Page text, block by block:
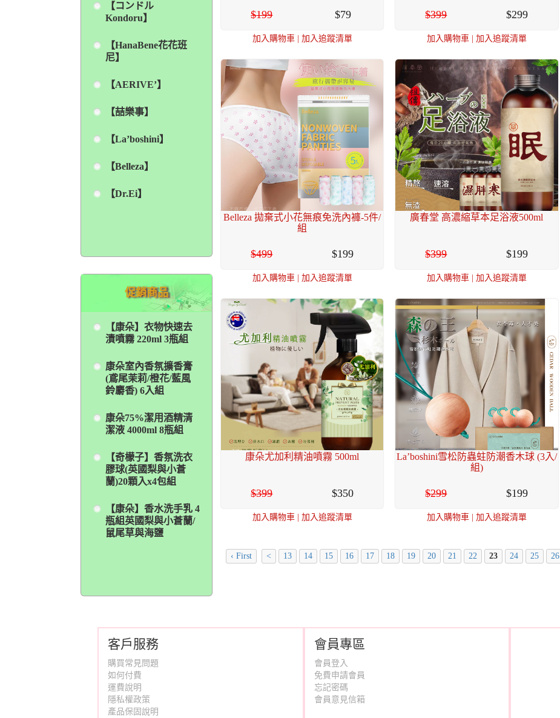
【コンドル
Kondoru】
【HanaBene花花班
尼】
【AERIVE’】
【喆樂事】
【La’boshini】
【Belleza】
【Dr.Ei】
促銷商品
【康朵】衣物快速去
漬噴霧 220ml 3瓶組
康朵室內香氛擴香膏
(鳶尾茉莉/橙花/藍風
鈴麝香) 6入組
康朵75%潔用酒精清
潔液 4000ml 8瓶組
【奇檬子】香氛洗衣
膠球(英國梨與小蒼
蘭)20顆入x4包組
【康朵】香水洗手乳 4
瓶組英國梨與小蒼蘭/
鼠尾草與海鹽
199 79
加入購物車| 加入追蹤清單
399 299
加入購物車| 加入追蹤清單
Belleza 拋棄式小花無痕免洗內褲-5件/
組
499 199
加入購物車| 加入追蹤清單
廣春堂 高濃縮草本足浴液500ml
399 199
加入購物車| 加入追蹤清單
康朵尤加利精油噴霧 500ml
399 350
加入購物車| 加入追蹤清單
La’boshini雪松防蟲蛀防潮香木球 (3入/
組)
299 199
加入購物車| 加入追蹤清單
‹ First < 13 14 15 16 17 18 19 20 21 22 23 24 25 26
客戶服務
購買常見問題
如何付費
運費說明
隱私權政策
產品保固說明
會員專區
會員登入
免費申請會員
忘記密碼
會員意見信箱